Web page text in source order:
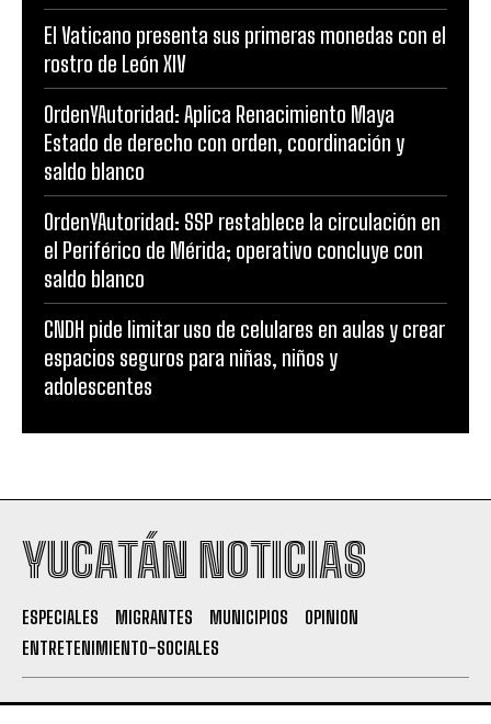
El Vaticano presenta sus primeras monedas con el
rostro de León XIV
OrdenYAutoridad: Aplica Renacimiento Maya
Estado de derecho con orden, coordinación y
saldo blanco
OrdenYAutoridad: SSP restablece la circulación en
el Periférico de Mérida; operativo concluye con
saldo blanco
CNDH pide limitar uso de celulares en aulas y crear
espacios seguros para niñas, niños y
adolescentes
YUCATÁN NOTICIAS
ESPECIALES MIGRANTES MUNICIPIOS
OPINION
ENTRETENIMIENTO-SOCIALES